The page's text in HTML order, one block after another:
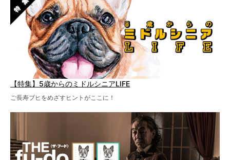
【特集】5歳からのミドルシニアLIFE
ご長寿ブヒをめざすヒントがここに！